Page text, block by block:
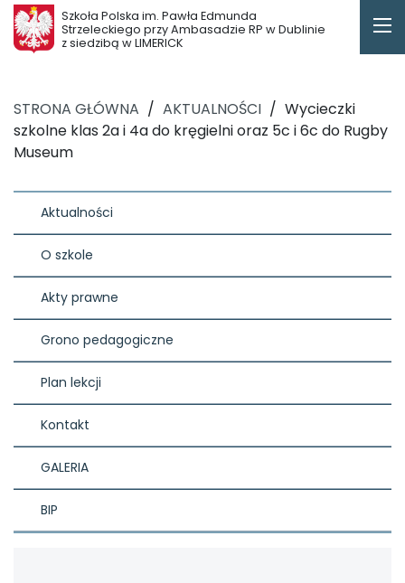
Szkoła Polska im. Pawła Edmunda
Strzeleckiego przy Ambasadzie RP w Dublinie
z siedzibą w LIMERICK
STRONA GŁÓWNA / AKTUALNOŚCI / Wycieczki
szkolne klas 2a i 4a do kręgielni oraz 5c i 6c do Rugby
Museum
Aktualności
O szkole
Akty prawne
Grono pedagogiczne
Plan lekcji
Kontakt
GALERIA
BIP